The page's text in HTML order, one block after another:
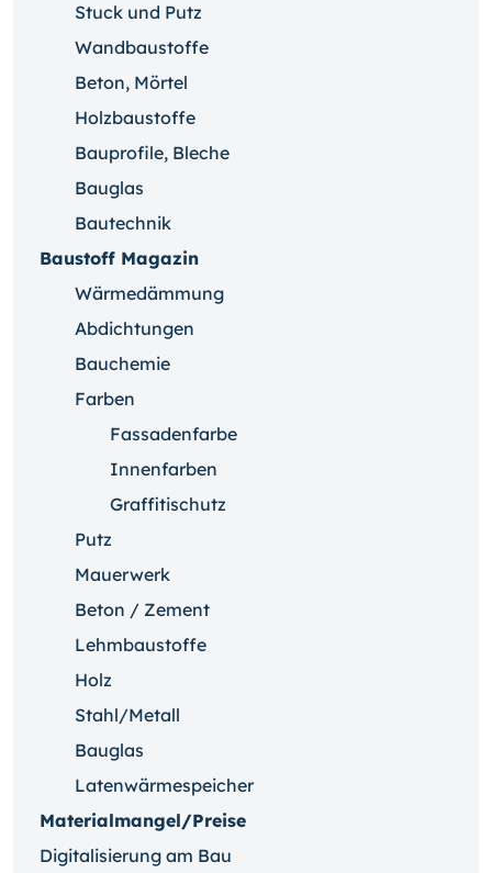
Stuck und Putz
Wandbaustoffe
Beton, Mörtel
Holzbaustoffe
Bauprofile, Bleche
Bauglas
Bautechnik
Baustoff Magazin
Wärmedämmung
Abdichtungen
Bauchemie
Farben
Fassadenfarbe
Innenfarben
Graffitischutz
Putz
Mauerwerk
Beton / Zement
Lehmbaustoffe
Holz
Stahl/Metall
Bauglas
Latenwärmespeicher
Materialmangel/Preise
Digitalisierung am Bau